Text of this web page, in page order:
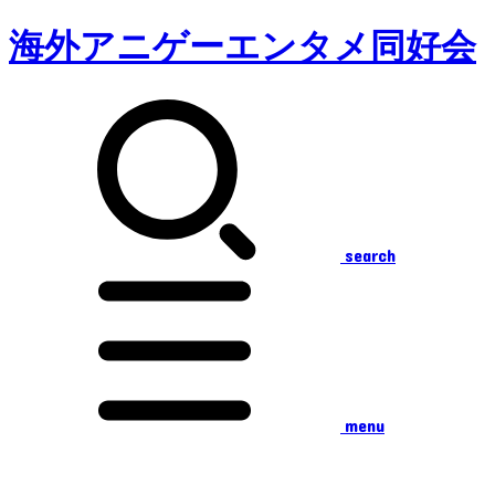
海外アニゲーエンタメ同好会
search
menu